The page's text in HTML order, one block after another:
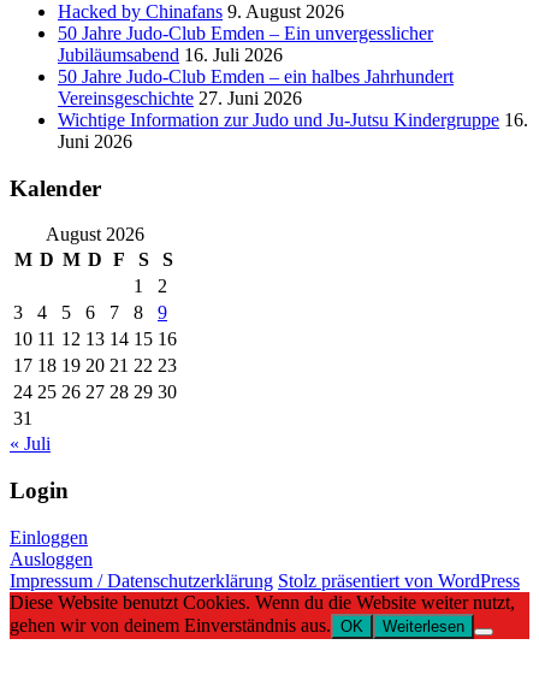
Hacked by Chinafans 9. August 2026
50 Jahre Judo-Club Emden – Ein unvergesslicher
Jubiläumsabend 16. Juli 2026
50 Jahre Judo-Club Emden – ein halbes Jahrhundert
Vereinsgeschichte 27. Juni 2026
Wichtige Information zur Judo und Ju-Jutsu Kindergruppe 16.
Juni 2026
Kalender
August 2026
M D M D F S
S
1
2
3
4 5 6 7 8
9
10 11 12 13 14 15 16
17 18 19 20 21 22 23
24 25 26 27 28 29 30
31
« Juli
Login
Einloggen
Ausloggen
Impressum / Datenschutzerklärung Stolz präsentiert von WordPress
Diese Website benutzt Cookies. Wenn du die Website weiter nutzt,
gehen wir von deinem Einverständnis aus. OK Weiterlesen